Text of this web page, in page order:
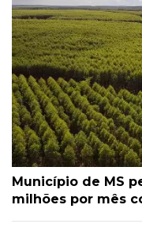
Município de MS
milhões por mês